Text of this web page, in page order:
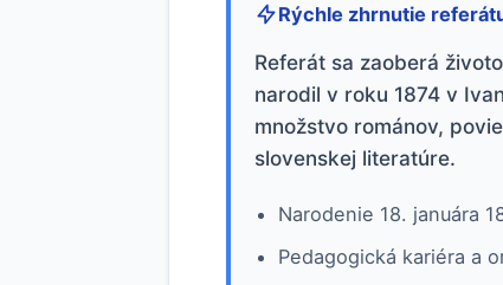
Rýchle zhrnutie
Referát sa zaoberá
narodil v roku 1874 v
množstvo románov,
slovenskej literatúre.
Narodenie 18. januára
Pedagogická kariéra a